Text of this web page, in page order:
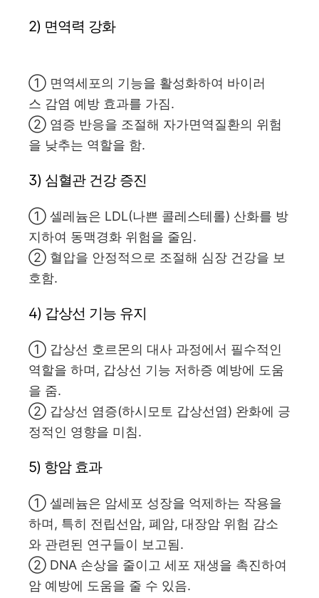
2) 면역력 강화
① 면역세포의 기능을 활성화하여 바이러
스 감염 예방 효과를 가짐.
② 염증 반응을 조절해 자가면역질환의 위험
을 낮추는 역할을 함.
3) 심혈관 건강 증진
① 셀레늄은 LDL(나쁜 콜레스테롤) 산화를 방
지하여 동맥경화 위험을 줄임.
② 혈압을 안정적으로 조절해 심장 건강을 보
호함.
4) 갑상선 기능 유지
① 갑상선 호르몬의 대사 과정에서 필수적인
역할을 하며, 갑상선 기능 저하증 예방에 도움
을 줌.
② 갑상선 염증(하시모토 갑상선염) 완화에 긍
정적인 영향을 미침.
5) 항암 효과
① 셀레늄은 암세포 성장을 억제하는 작용을
하며, 특히 전립선암, 폐암, 대장암 위험 감소
와 관련된 연구들이 보고됨.
② DNA 손상을 줄이고 세포 재생을 촉진하여
암 예방에 도움을 줄 수 있음.